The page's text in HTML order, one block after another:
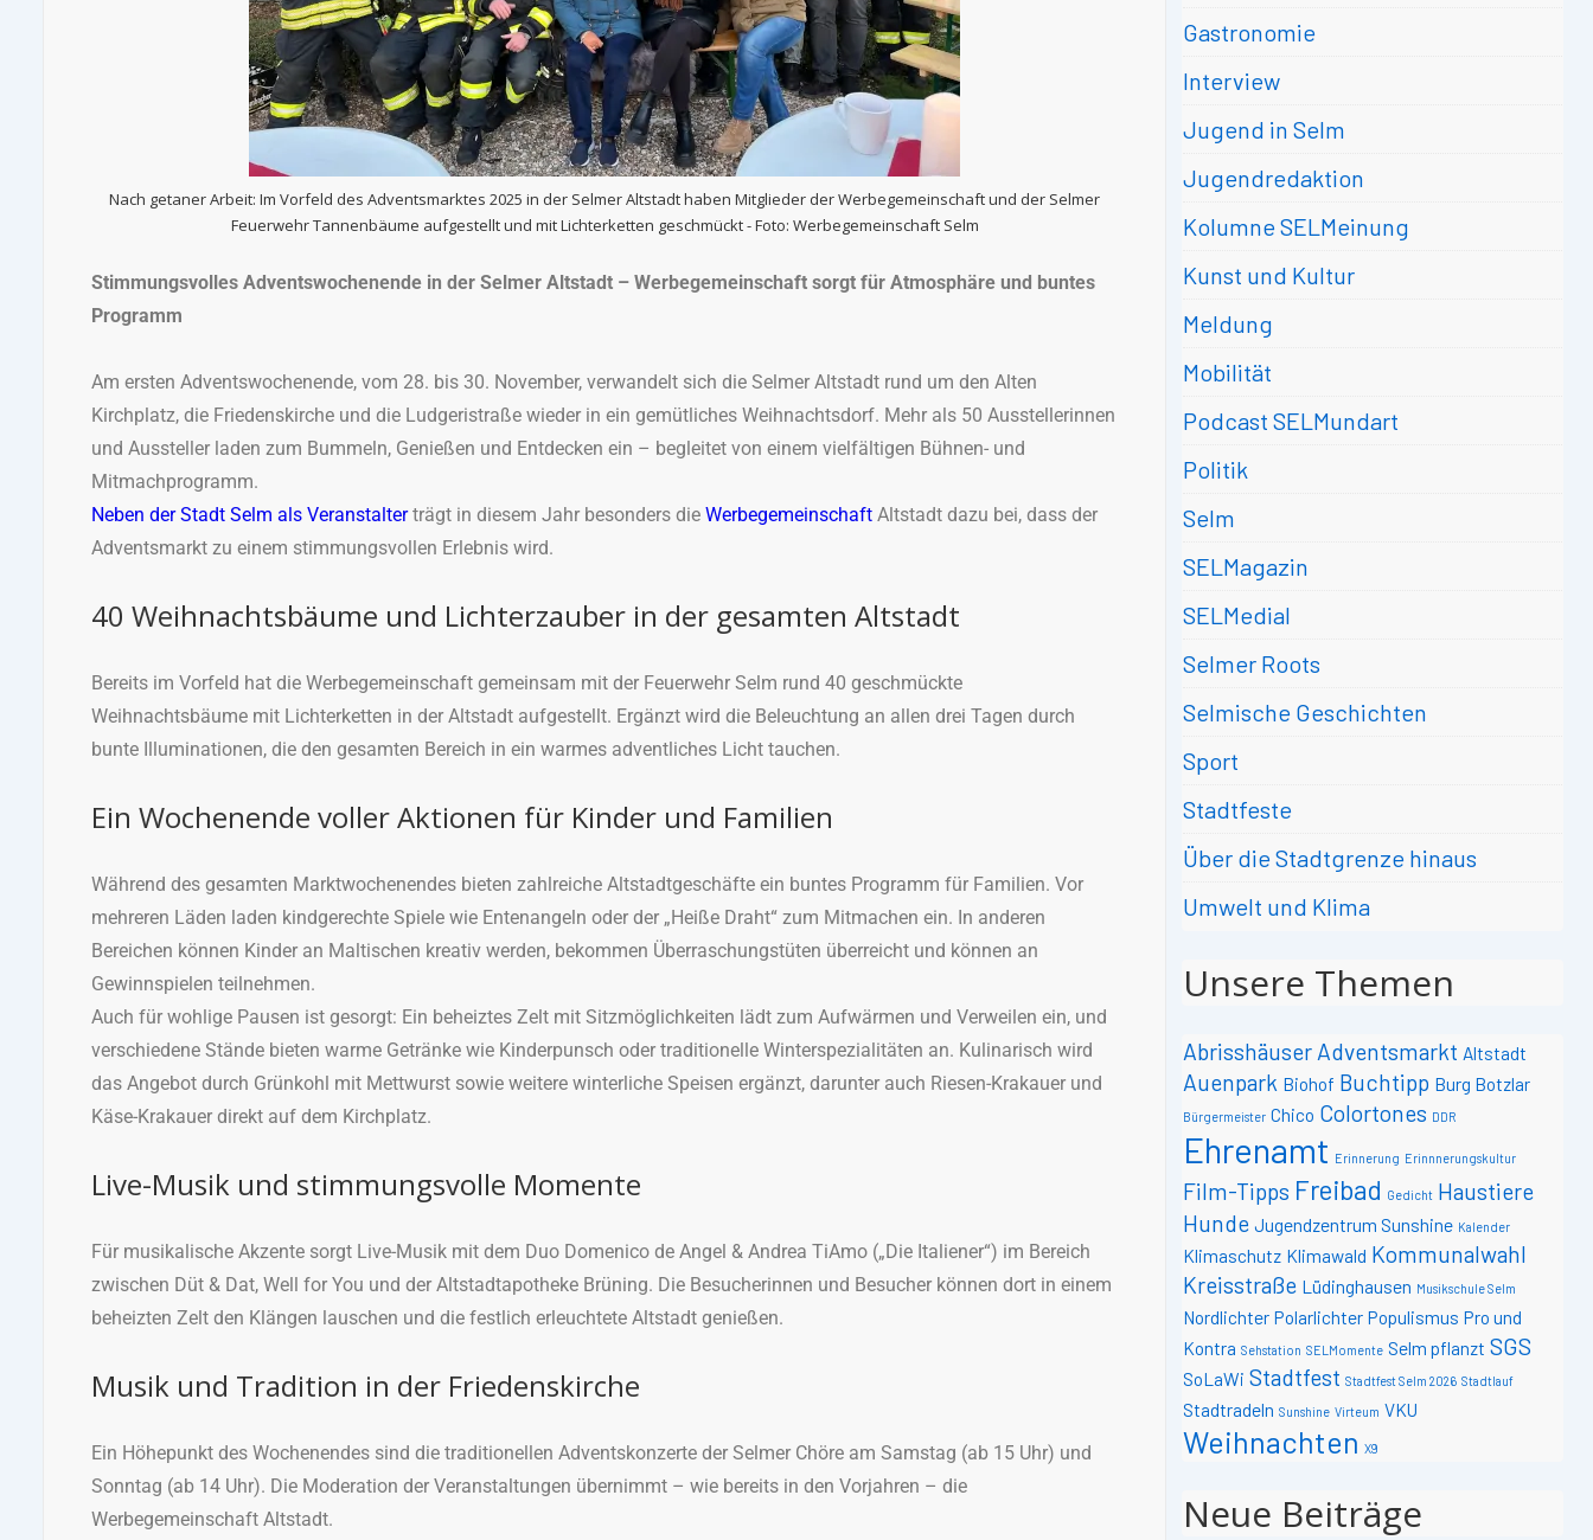
Nach getaner Arbeit: Im Vorfeld des Adventsmarktes 2025 in der Selmer Altstadt haben Mitglieder der Werbegemeinschaft und der Selmer
Feuerwehr Tannenbäume aufgestellt und mit Lichterketten geschmückt - Foto: Werbegemeinschaft Selm
Stimmungsvolles Adventswochenende in der Selmer Altstadt – Werbegemeinschaft sorgt für Atmosphäre und buntes
Programm
Am ersten Adventswochenende, vom 28. bis 30. November, verwandelt sich die Selmer Altstadt rund um den Alten
Kirchplatz, die Friedenskirche und die Ludgeristraße wieder in ein gemütliches Weihnachtsdorf. Mehr als 50 Ausstellerinnen
und Aussteller laden zum Bummeln, Genießen und Entdecken ein – begleitet von einem vielfältigen Bühnen- und
Mitmachprogramm.
Neben der Stadt Selm als Veranstalterträgt in diesem Jahr besonders die Werbegemeinschaft Altstadt dazu bei, dass der
Adventsmarkt zu einem stimmungsvollen Erlebnis wird.
40 Weihnachtsbäume und Lichterzauber in der gesamten Altstadt
Bereits im Vorfeld hat die Werbegemeinschaft gemeinsam mit der Feuerwehr Selm rund 40 geschmückte
Weihnachtsbäume mit Lichterketten in der Altstadt aufgestellt. Ergänzt wird die Beleuchtung an allen drei Tagen durch
bunte Illuminationen, die den gesamten Bereich in ein warmes adventliches Licht tauchen.
Ein Wochenende voller Aktionen für Kinder und Familien
Während des gesamten Marktwochenendes bieten zahlreiche Altstadtgeschäfte ein buntes Programm für Familien. Vor
mehreren Läden laden kindgerechte Spiele wie Entenangeln oder der „Heiße Draht“ zum Mitmachen ein. In anderen
Bereichen können Kinder an Maltischen kreativ werden, bekommen Überraschungstüten überreicht und können an
Gewinnspielen teilnehmen.
Auch für wohlige Pausen ist gesorgt: Ein beheiztes Zelt mit Sitzmöglichkeiten lädt zum Aufwärmen und Verweilen ein, und
verschiedene Stände bieten warme Getränke wie Kinderpunsch oder traditionelle Winterspezialitäten an. Kulinarisch wird
das Angebot durch Grünkohl mit Mettwurst sowie weitere winterliche Speisen ergänzt, darunter auch Riesen-Krakauer und
Käse-Krakauer direkt auf dem Kirchplatz.
Live-Musik und stimmungsvolle Momente
Für musikalische Akzente sorgt Live-Musik mit dem Duo Domenico de Angel & Andrea TiAmo („Die Italiener“) im Bereich
zwischen Düt & Dat, Well for You und der Altstadtapotheke Brüning. Die Besucherinnen und Besucher können dort in einem
beheizten Zelt den Klängen lauschen und die festlich erleuchtete Altstadt genießen.
Musik und Tradition in der Friedenskirche
Ein Höhepunkt des Wochenendes sind die traditionellen Adventskonzerte der Selmer Chöre am Samstag (ab 15 Uhr) und
Sonntag (ab 14 Uhr). Die Moderation der Veranstaltungen übernimmt – wie bereits in den Vorjahren – die
Werbegemeinschaft Altstadt.
Gastronomie
Interview
Jugend in Selm
Jugendredaktion
Kolumne SELMeinung
Kunst und Kultur
Meldung
Mobilität
Podcast SELMundart
Politik
Selm
SELMagazin
SELMedial
Selmer Roots
Selmische Geschichten
Sport
Stadtfeste
Über die Stadtgrenze hinaus
Umwelt und Klima
Unsere Themen
Abrisshäuser Adventsmarkt Altstadt
Auenpark Biohof Buchtipp Burg Botzlar
Bürgermeister Chico Colortones DDR
Ehrenamt Erinnerung Erinnnerungskultur
Film-Tipps Freibad Gedicht Haustiere
Hunde Jugendzentrum Sunshine Kalender
Klimaschutz Klimawald Kommunalwahl
Kreisstraße Lüdinghausen Musikschule Selm
Nordlichter Polarlichter Populismus Pro und
Kontra Sehstation SELMomente Selm pflanzt SGS
SoLaWi Stadtfest Stadtfest Selm 2026 Stadtlauf
Stadtradeln Sunshine Virteum VKU
Weihnachten X9
Neue Beiträge